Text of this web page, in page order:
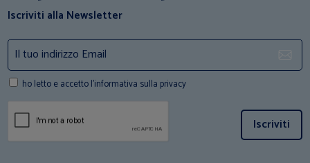
Iscriviti alla Newsletter
ho letto e accetto l'informativa sulla privacy
Iscriviti